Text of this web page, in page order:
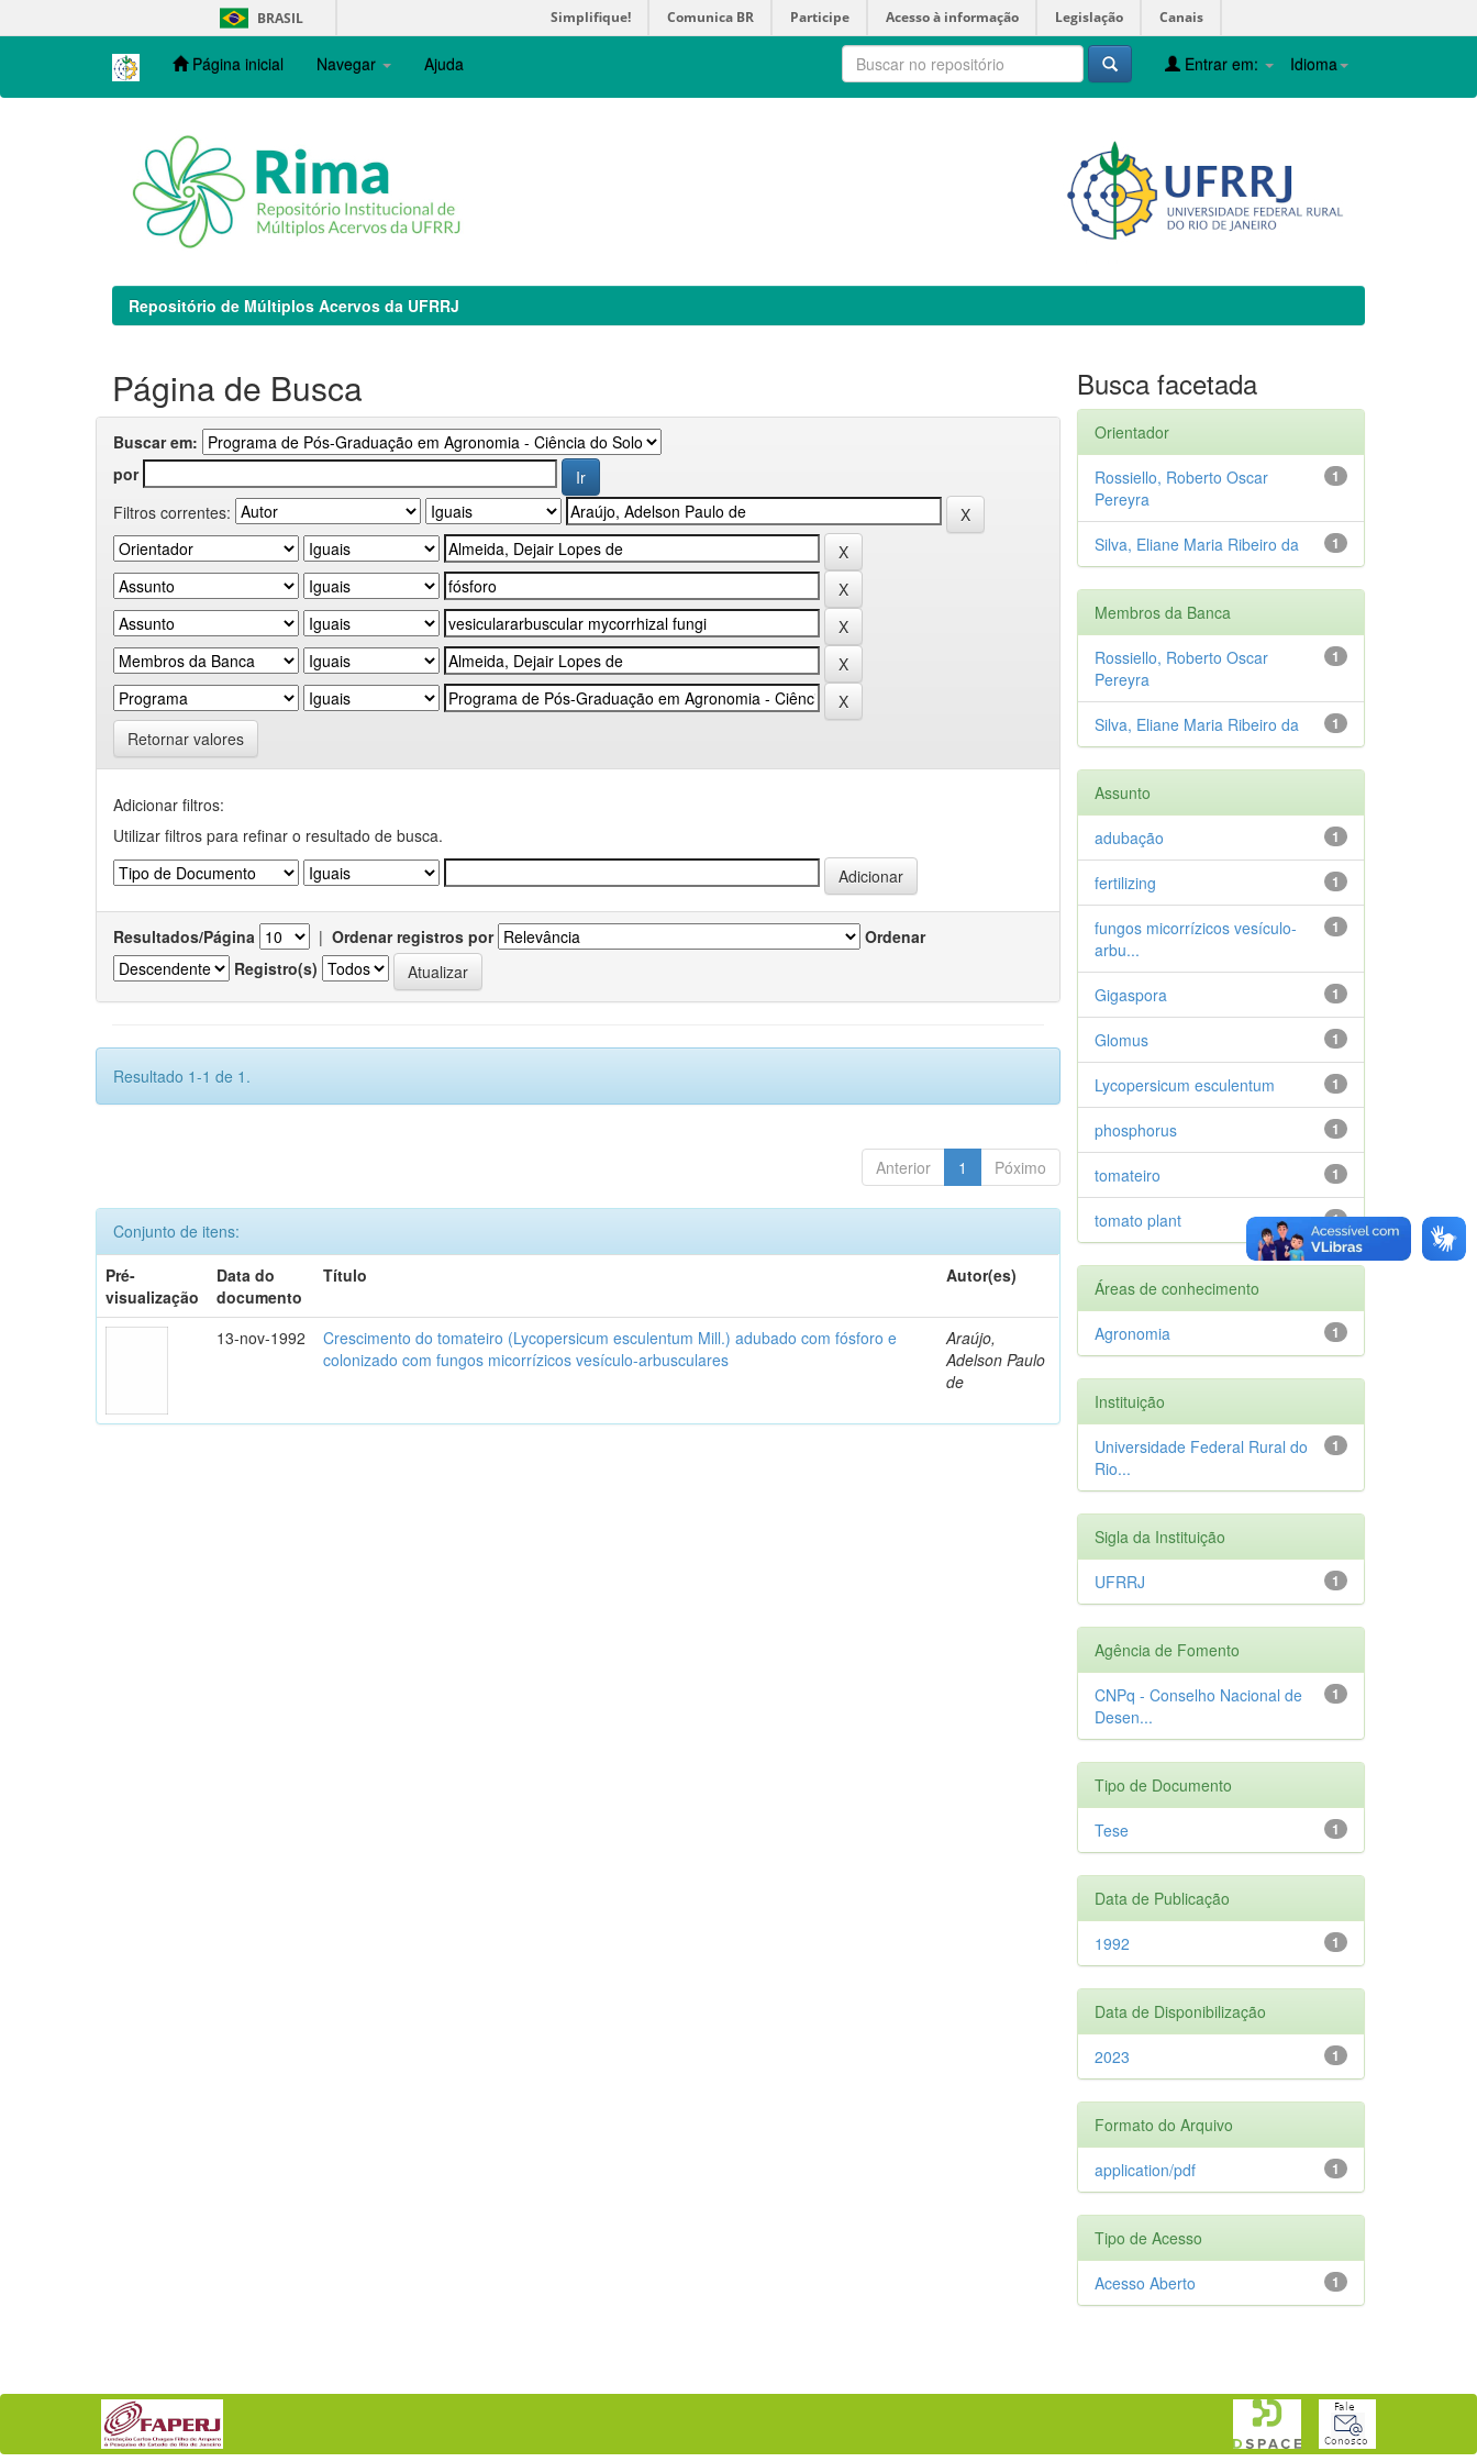
navigation
BRASIL Simplifique! Comunica BR Participe Acesso à informação Legislação Canais
Página inicial Navegar Ajuda Idioma
Entrar em:
Repositório de Múltiplos Acervos da UFRRJ
Página de Busca
Buscar em:
por
Filtros correntes:
Retornar valores
Adicionar filtros:
Utilizar filtros para refinar o resultado de busca.
Resultados/Página | Ordenar registros por
Ordenar
Registro(s)
Resultado 1-1 de 1.
Anterior 1 Póximo
Conjunto de itens:
Pré-
visualização
Data do
documento
Título Autor(es)
13-nov-1992
Crescimento do tomateiro (Lycopersicum esculentum Mill.) adubado com fósforo e
colonizado com fungos micorrízicos vesículo-arbusculares
Araújo,
Adelson Paulo
de
Busca facetada
Orientador
1
Rossiello, Roberto Oscar
Pereyra
1
Silva, Eliane Maria Ribeiro da
Membros da Banca
1
Rossiello, Roberto Oscar
Pereyra
1
Silva, Eliane Maria Ribeiro da
Assunto
1
adubação
1
fertilizing
1
fungos micorrízicos vesículo-
arbu...
1
Gigaspora
1
Glomus
1
Lycopersicum esculentum
1
phosphorus
1
tomateiro
1
tomato plant
Áreas de conhecimento
1
Agronomia
Instituição
1
Universidade Federal Rural do
Rio...
Sigla da Instituição
1
UFRRJ
Agência de Fomento
1
CNPq - Conselho Nacional de
Desen...
Tipo de Documento
1
Tese
Data de Publicação
1
1992
Data de Disponibilização
1
2023
Formato do Arquivo
1
application/pdf
Tipo de Acesso
1
Acesso Aberto